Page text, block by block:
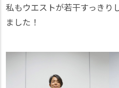
私もウエストが若干すっきり
ました！